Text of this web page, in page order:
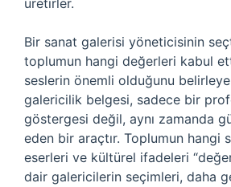
üretirler.
Bir sanat galerisi yöneticisinin
toplumun hangi değerleri kabul
seslerin önemli olduğunu
galericilik belgesi, sadece bir
göstergesi değil, aynı zamanda
eden bir araçtır. Toplumun hangi
eserleri ve kültürel ifadeleri
dair galericilerin seçimleri, daha